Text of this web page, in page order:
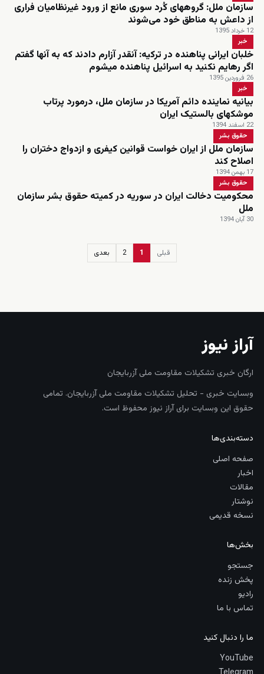
سازمان ملل: گروههای کُرد سوری مانع از ورود غیرنظامیان فراری
از داعش به مناطق خود می‌شوند
12 خرداد 1395
خبر
خلبان ایرانی پناهنده در ترکیه: آنقدر آزارم دادند که به آنها گفتم
اگر رهایم نکنید به اسرائیل پناهنده میشوم
26 فروردین 1395
خبر
بیانیه نماینده دائم آمریکا در سازمان ملل، درمورد پرتاب
موشکهای بالستیک ایران
22 اسفند 1394
حقوق بشر
سازمان ملل از ایران خواست قوانین کیفری و ازدواج دختران را
اصلاح کند
17 بهمن 1394
حقوق بشر
محکومیت دخالت ایران در سوریه در کمیته حقوق بشر سازمان
ملل
30 آبان 1394
قبلی 1
2 بعدی
آراز نیوز
ارگان خبری تشکیلات مقاومت ملی آزربایجان
وبسایت خبری - تحلیل تشکیلات مقاومت ملی آزربایجان. تمامی
حقوق این وبسایت برای آراز نیوز محفوظ است.
دسته‌بندی‌ها
صفحه اصلی
اخبار
مقالات
نوشتار
نسخه قدیمی
بخش‌ها
جستجو
پخش زنده
رادیو
تماس با ما
ما را دنبال کنید
YouTube